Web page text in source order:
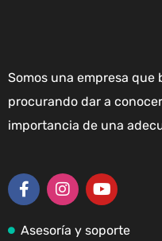
Somos una empresa
procurando dar a
importancia de una
Asesoría y soporte